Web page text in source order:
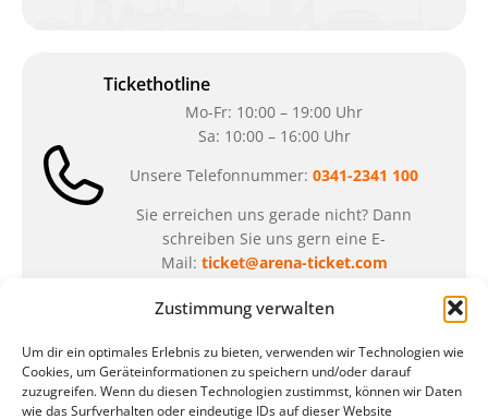
Zustimmung verwalten
Um dir ein optimales Erlebnis zu bieten, verwenden wir Technologien wie
Cookies, um Geräteinformationen zu speichern und/oder darauf
zuzugreifen. Wenn du diesen Technologien zustimmst, können wir Daten
wie das Surfverhalten oder eindeutige IDs auf dieser Website
Tickethotline
Mo-Fr: 10:00 – 19:00 Uhr
Sa: 10:00 – 16:00 Uhr
Unsere Telefonnummer: 0341-2341 100
Sie erreichen uns gerade nicht? Dann
schreiben Sie uns gern eine E-
Mail: ticket@arena-ticket.com
unsere Sonderöffnungszeiten im Sommer:
in der Zeit vom 06.07. – 07.08.2026